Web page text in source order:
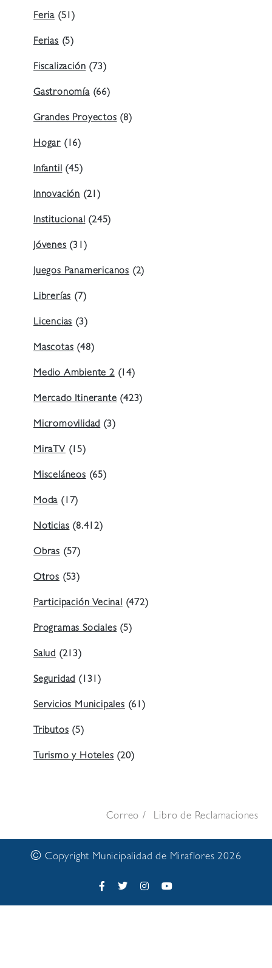
Feria (51)
Ferias(5)
Fiscalización(73)
Gastronomía(66)
Grandes Proyectos(8)
Hogar (16)
Infantil(45)
Innovación (21)
Institucional(245)
Jóvenes(31)
Juegos Panamericanos (2)
Librerías(7)
Licencias(3)
Mascotas(48)
Medio Ambiente 2(14)
Mercado Itinerante(423)
Micromovilidad(3)
MiraTV(15)
Misceláneos(65)
Moda(17)
Noticias(8.412)
Obras (57)
Otros (53)
Participación Vecinal(472)
Programas Sociales(5)
Salud (213)
Seguridad(131)
Servicios Municipales(61)
Tributos(5)
Turismo y Hoteles(20)
Correo Libro de Reclamaciones
© Copyright Municipalidad de Miraflores 2026